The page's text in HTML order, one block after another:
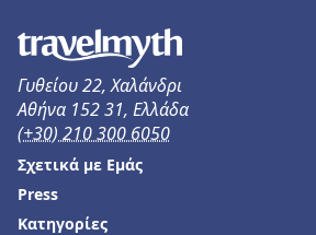
Ξενοδοχεία στη Ζανζιβάρη
Ξενοδοχεία στο Μπάνσκο
Ξενοδοχεία στην Κεραμωτή
Ξενοδοχεία στη Φλωρεντία
Ξενοδοχεία στη Λάρνακα
Ξενοδοχεία σε Μαρώνεια
Γυθείου 22, Χαλάνδρι
Αθήνα 152 31, Ελλάδα
(+30) 210 300 6050
Σχετικά με Εμάς
Press
Κατηγορίες